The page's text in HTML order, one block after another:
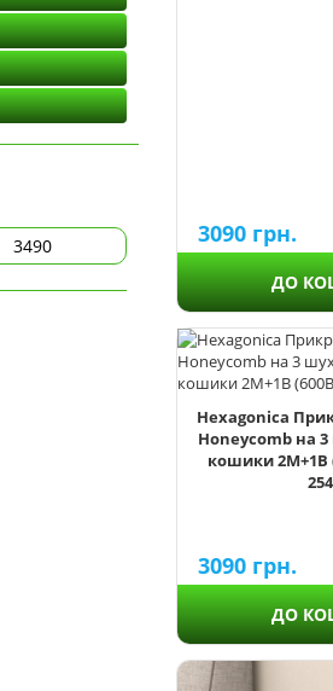
Комоди на 9 шухляд
Комоди на 10 шухляд
3090 грн.
ДО
Hexagonica
Honeycomb на
кошики 2М+1В
3090 грн.
ДО